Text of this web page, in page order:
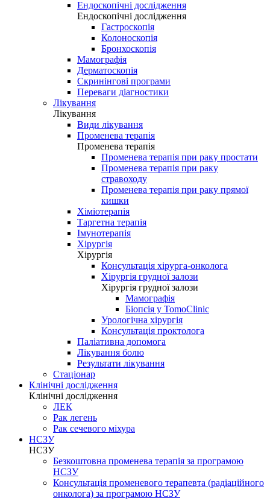
Ендоскопічні дослідження
Ендоскопічні дослідження
Гастроскопія
Колоноскопія
Бронхоскопія
Мамографія
Дерматоскопія
Скринінгові програми
Переваги діагностики
Лікування
Лікування
Види лікування
Променева терапія
Променева терапія
Променева терапія при раку простати
Променева терапія при раку
стравоходу
Променева терапія при раку прямої
кишки
Хіміотерапія
Таргетна терапія
Імунотерапія
Хірургія
Хірургія
Консультація хірурга-онколога
Хірургія грудної залози
Хірургія грудної залози
Мамографія
Біопсія у TomoClinic
Урологічна хірургія
Консультація проктолога
Паліативна допомога
Лікування болю
Результати лікування
Стаціонар
Клінічні дослідження
Клінічні дослідження
ЛЕК
Рак легень
Рак сечевого міхура
НСЗУ
НСЗУ
Безкоштовна променева терапія за програмою
НСЗУ
Консультація променевого терапевта (радіаційного
онколога) за програмою НСЗУ